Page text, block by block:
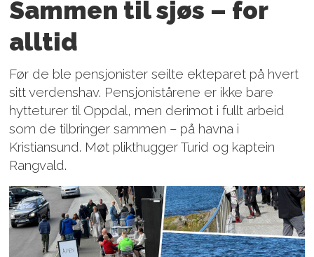
Sammen til sjøs – for
alltid
Før de ble pensjonister seilte ekteparet på hvert
sitt verdenshav. Pensjonistårene er ikke bare
hytteturer til Oppdal, men derimot i fullt arbeid
som de tilbringer sammen – på havna i
Kristiansund. Møt plikthugger Turid og kaptein
Rangvald.